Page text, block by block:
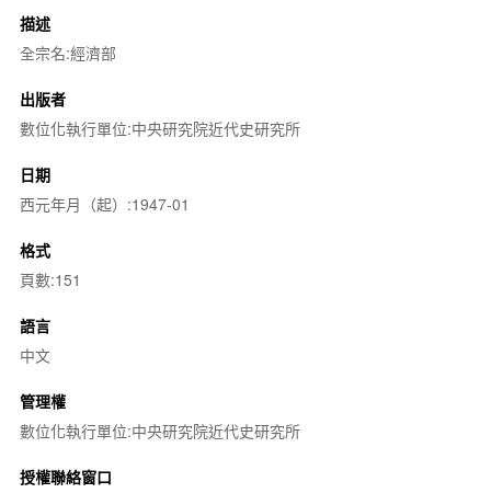
描述
全宗名:經濟部
出版者
數位化執行單位:中央研究院近代史研究所
日期
西元年月（起）:1947-01
格式
頁數:151
語言
中文
管理權
數位化執行單位:中央研究院近代史研究所
授權聯絡窗口